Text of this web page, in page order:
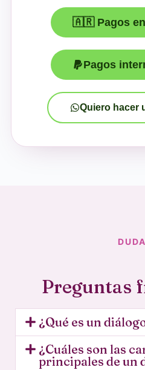
🇦🇷 Pagos
Pagos
Quiero hacer
Preguntas
¿Qué es un
¿Cuáles son las
principales de un